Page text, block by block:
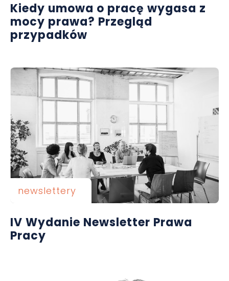
Kiedy umowa o pracę wygasa z
mocy prawa? Przegląd
przypadków
newslettery
IV Wydanie Newsletter Prawa
Pracy